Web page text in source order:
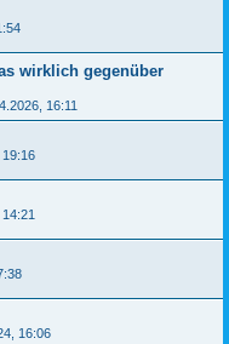
wirklich gegenüber
16:11
19:16
16:06